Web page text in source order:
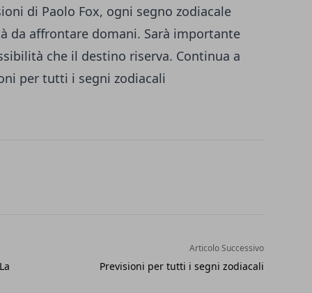
di Paolo Fox, ogni segno zodiacale
da affrontare domani. Sarà importante
che il destino riserva. Continua a
per tutti i segni zodiacali
Articolo Successivo
Previsioni per tutti i segni zodiacali